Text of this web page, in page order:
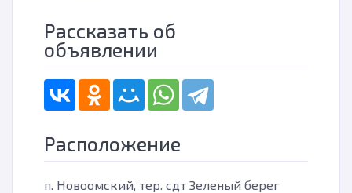
Рассказать об
объявлении
Расположение
п. Новоомский, тер. сдт Зеленый берег